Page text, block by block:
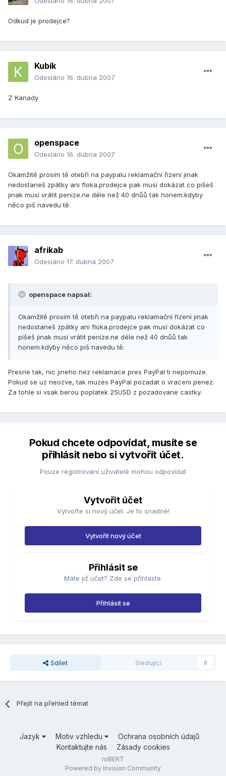
Odkud je prodejce?
Kubík
Odesláno 16. dubna 2007
Z Kanady
openspace
Odesláno 16. dubna 2007
Okamžitě prosím tě otebři na paypalu reklamační řízení jinak
nedostaneš zpátky ani floka.prodejce pak musí dokázat co píšeš
jinak musí vrátit peníze.ne déle než 40 dnůů tak honem.kdyby
něco piš navedu tě.
afrikab
Odesláno 17. dubna 2007
openspace napsal:
Okamžitě prosím tě otebři na paypalu reklamační řízení jinak
nedostaneš zpátky ani floka.prodejce pak musí dokázat co
píšeš jinak musí vrátit peníze.ne déle než 40 dnůů tak
honem.kdyby něco piš navedu tě.
Presne tak, nic jineho nez reklamace pres PayPal ti nepomuze.
Pokud se uz neozve, tak muzes PayPal pozadat o vraceni penez.
Za tohle si vsak berou poplatek 25USD z pozadovane castky.
Pokud chcete odpovídat, musíte se
přihlásit nebo si vytvořit účet.
Pouze registrovaní uživatelé mohou odpovídat
Vytvořit účet
Vytvořte si nový účet. Je to snadné!
Vytvořit nový účet
Přihlásit se
Máte již účet? Zde se přihlaste.
Přihlásit se
Sdílet Sledující 0
Přejít na přehled témat
Jazyk Motiv vzhledu
Ochrana osobních údajů
Kontaktujte nás
Zásady cookies
roBERT
Powered by Invision Community